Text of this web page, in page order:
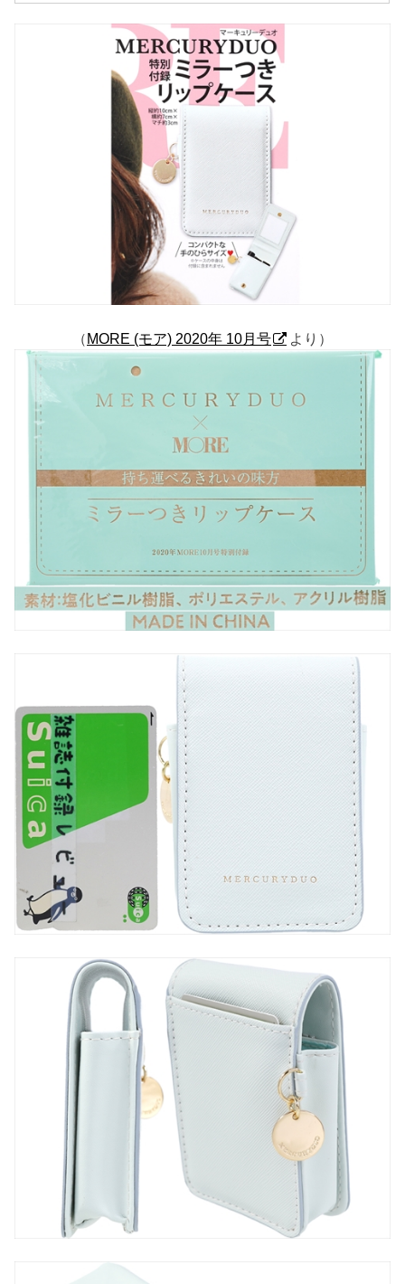
（MORE (モア) 2020年 10月号 より）